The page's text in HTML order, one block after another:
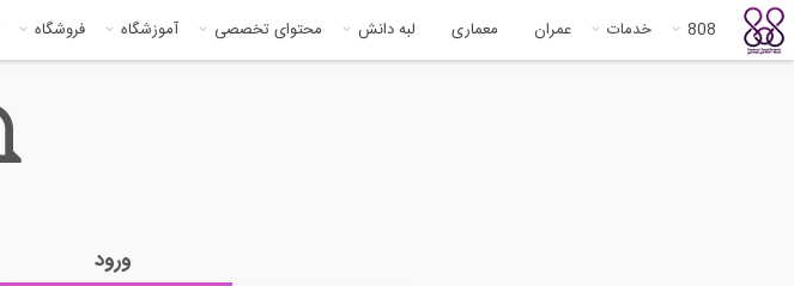
808 خدمات عمران معماری لبه دانش محتوای تخصصی آموزشگاه فروشگاه
ورود